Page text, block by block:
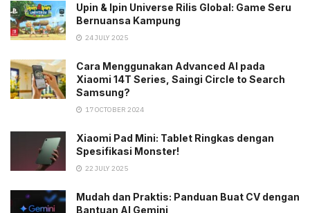
Upin & Ipin Universe Rilis Global: Game Seru
Bernuansa Kampung
24 JULY 2025
Cara Menggunakan Advanced AI pada
Xiaomi 14T Series, Saingi Circle to Search
Samsung?
17 OCTOBER 2024
Xiaomi Pad Mini: Tablet Ringkas dengan
Spesifikasi Monster!
22 JULY 2025
Mudah dan Praktis: Panduan Buat CV dengan
Bantuan AI Gemini